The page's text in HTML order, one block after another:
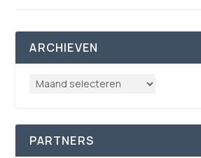
ARCHIEVEN
PARTNERS